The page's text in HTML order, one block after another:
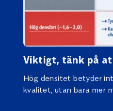
Viktigt, tänk på
Hög densitet betyder
kvalitet, utan bara mer